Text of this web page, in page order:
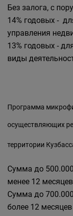
Без залога, с
14% годовых -
управления
13% годовых -
виды
Программа
осуществляющих
территории
Сумма до
менее 12
Сумма до
более 12 месяцев